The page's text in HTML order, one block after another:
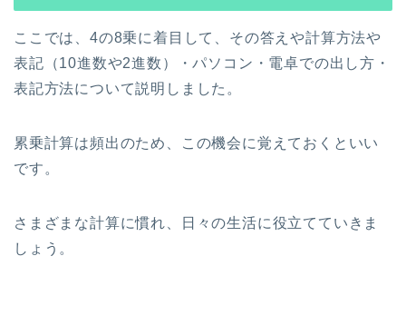
ここでは、4の8乗に着目して、その答えや計算方法や
表記（10進数や2進数）・パソコン・電卓での出し方・
表記方法について説明しました。
累乗計算は頻出のため、この機会に覚えておくといい
です。
さまざまな計算に慣れ、日々の生活に役立てていきま
しょう。